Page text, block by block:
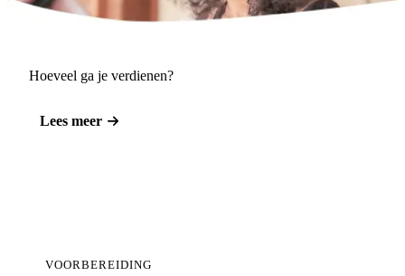
Hoeveel ga je verdienen?
Lees meer
VOORBEREIDING